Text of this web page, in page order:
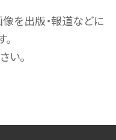
を出版・報道などに
い。